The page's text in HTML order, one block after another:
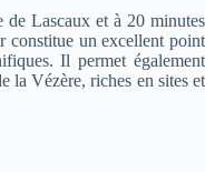
de Lascaux et à 20 minutes
constitue un excellent point
Il permet également
la Vézère, riches en sites et